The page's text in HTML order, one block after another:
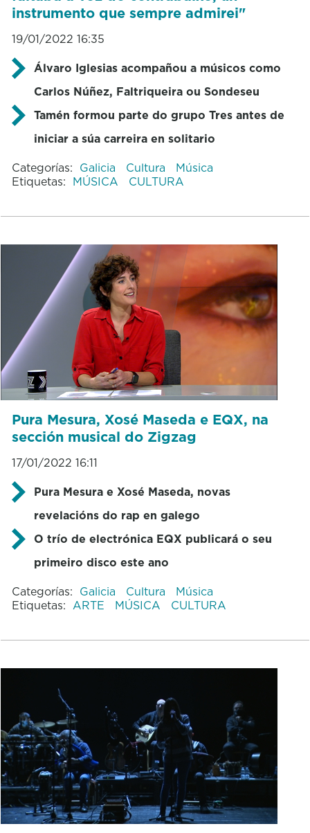
instrumento que sempre admirei"
19/01/2022 16:35
Álvaro Iglesias acompañou a músicos como
Carlos Núñez, Faltriqueira ou Sondeseu
Tamén formou parte do grupo Tres antes de
iniciar a súa carreira en solitario
Categorías: Galicia Cultura
Música
Etiquetas: MÚSICA CULTURA
Pura Mesura, Xosé Maseda e EQX, na
sección musical do Zigzag
17/01/2022 16:11
Pura Mesura e Xosé Maseda, novas
revelacións do rap en galego
O trío de electrónica EQX publicará o seu
primeiro disco este ano
Categorías: Galicia Cultura
Música
Etiquetas: ARTE MÚSICA CULTURA